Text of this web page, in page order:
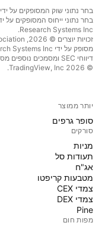
בחר נתוני שוק המסופקים על ידי
Research Systems Inc.‏
מסופק על ידי FactSet Research Systems Inc. כל הזכויות שמורות.
דיווחי SEC ומסמכים נוספים מסופקים על ידי
© 2026 ‏TradingView, Inc.‏
יותר ממוצר
סופר גרפים
סורקים
מניות‏
תעודות סל
אג"ח
מטבעות קריפטו
צמדי CEX
צמדי DEX
Pine
מפות חום